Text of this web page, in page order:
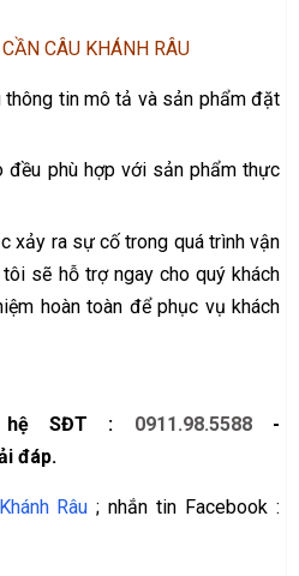
CÂU KHÁNH RÂU
thông tin mô tả và sản phẩm đặt
đều phù hợp với sản phẩm thực
xảy ra sự cố trong quá trình vận
sẽ hỗ trợ ngay cho quý khách
hoàn toàn để phục vụ khách
hệ SĐT : 0911.98.5588-
đáp.
Râu ; nhắn tin Facebook :